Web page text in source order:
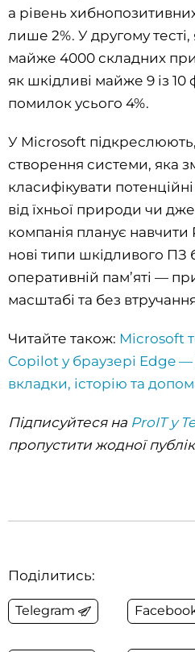
а рівень
лише 2%. У другому
майже 4000 складних
як шкідливі майже 9 із 10
помилок усього 4%.
У Microsoft
створення системи, яка
класифікувати
від їхньої природи чи
компанія планує
нові типи шкідливого ПЗ
оперативній пам’яті —
масштабі та без
Читайте також: Microsoft
Copilot у браузері Edge
вкладки, історію та
Підписуйтеся на ProIT у
пропустити жодної
Поділитись:
Telegram